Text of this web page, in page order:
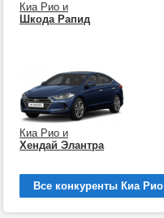
Киа Рио и
Шкода Рапид
Киа Рио и
Хендай Элантра
Все конкуренты Киа Рио